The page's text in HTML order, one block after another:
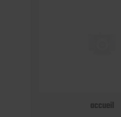
accueil